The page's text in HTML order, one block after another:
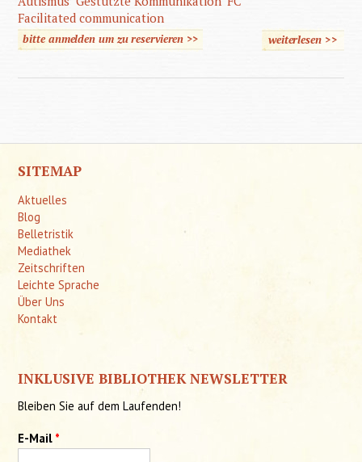
Facilitated communication
bitte anmelden um zu reservieren >> weiterlesen über
>>
SITEMAP
Aktuelles
Blog
Belletristik
Mediathek
Zeitschriften
Leichte Sprache
Über Uns
Kontakt
INKLUSIVE BIBLIOTHEK NEWSLETTER
Bleiben Sie auf dem Laufenden!
E-Mail *